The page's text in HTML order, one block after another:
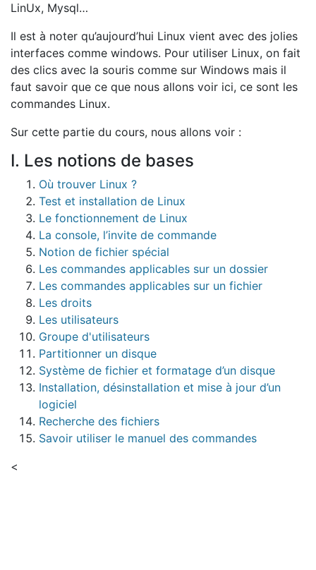
LinUx, Mysql…
Il est à noter qu’aujourd’hui Linux vient avec des jolies
interfaces comme windows. Pour utiliser Linux, on fait
des clics avec la souris comme sur Windows mais il
faut savoir que ce que nous allons voir ici, ce sont les
commandes Linux.
Sur cette partie du cours, nous allons voir :
I. Les notions de bases
Où trouver Linux ?
Test et installation de Linux
Le fonctionnement de Linux
La console, l’invite de commande
Notion de fichier spécial
Les commandes applicables sur un dossier
Les commandes applicables sur un fichier
Les droits
Les utilisateurs
Groupe d'utilisateurs
Partitionner un disque
Système de fichier et formatage d’un disque
Installation, désinstallation et mise à jour d’un
logiciel
Recherche des fichiers
Savoir utiliser le manuel des commandes
<